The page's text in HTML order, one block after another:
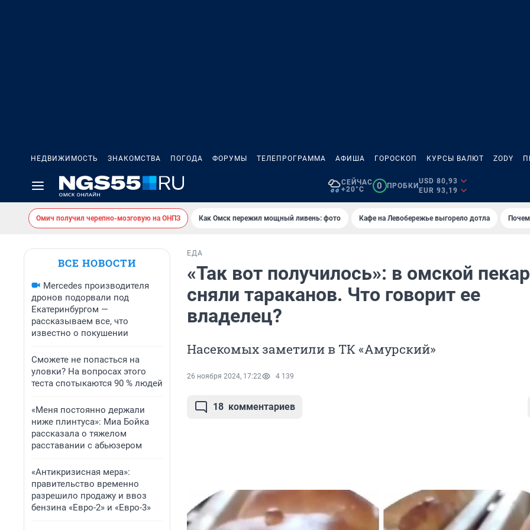
НЕДВИЖИМОСТЬ ЗНАКОМСТВА ПОГОДА ФОРУМЫ ТЕЛЕПРОГРАММА АФИША ГОРОСКОП КУРСЫ ВАЛЮТ ZODY
СЕЙЧАС
+20°C
0 ПРОБКИ
USD 80,93
EUR 93,19
Омич получил черепно-мозговую на ОНПЗ Как Омск пережил мощный ливень: фото Кафе на Левобережье выгорело дотла
ВСЕ НОВОСТИ
Mercedes производителя
дронов подорвали под
Екатеринбургом —
рассказываем все, что
известно о покушении
Сможете не попасться на
уловки? На вопросах этого
теста спотыкаются 90 % людей
«Меня постоянно держали
ниже плинтуса»: Миа Бойка
рассказала о тяжелом
расставании с абьюзером
«Антикризисная мера»:
правительство временно
разрешило продажу и ввоз
бензина «Евро-2» и «Евро-3»
ЕДА
«Так вот получилось»: в омской
сняли тараканов. Что говорит ее
владелец?
Насекомых заметили в ТК «Амурский»
26 ноября 2024, 17:22 4 139
18 комментариев